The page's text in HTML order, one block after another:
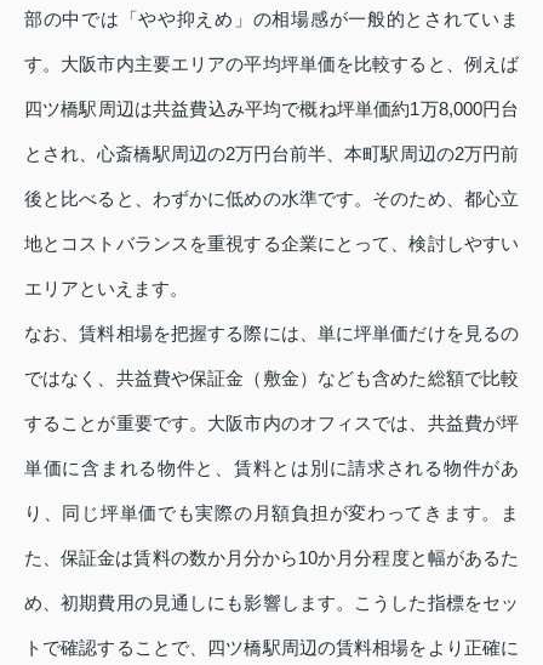
部の中では「やや抑えめ」の相場感が一般的とされていま
す。大阪市内主要エリアの平均坪単価を比較すると、例えば
四ツ橋駅周辺は共益費込み平均で概ね坪単価約1万8,000円台
とされ、心斎橋駅周辺の2万円台前半、本町駅周辺の2万円前
後と比べると、わずかに低めの水準です。そのため、都心立
地とコストバランスを重視する企業にとって、検討しやすい
エリアといえます。
なお、賃料相場を把握する際には、単に坪単価だけを見るの
ではなく、共益費や保証金（敷金）なども含めた総額で比較
することが重要です。大阪市内のオフィスでは、共益費が坪
単価に含まれる物件と、賃料とは別に請求される物件があ
り、同じ坪単価でも実際の月額負担が変わってきます。ま
た、保証金は賃料の数か月分から10か月分程度と幅があるた
め、初期費用の見通しにも影響します。こうした指標をセッ
トで確認することで、四ツ橋駅周辺の賃料相場をより正確に